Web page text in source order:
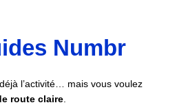
Numbr
l’activité… mais vous voulez
route claire.